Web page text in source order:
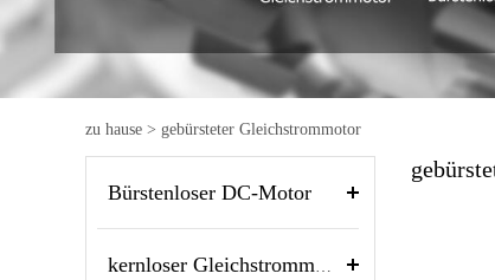
zu hause > gebürsteter Gleichstrommotor
Bürstenloser DC-Motor